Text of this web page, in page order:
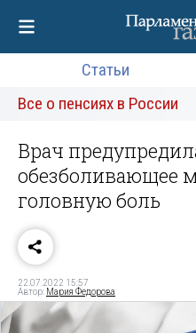
Статьи
Все о пенсиях в России
Врач
обезболивающее
головную боль
22.07.2022 15:57
Автор: Мария Федорова